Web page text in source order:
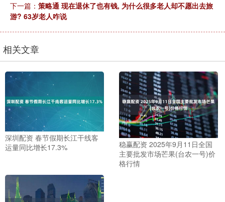
下一篇： 策略通 现在退休了也有钱, 为什么很多老人却不愿出去旅
游? 63岁老人咋说
相关文章
深圳配资 春节假期长江干线客
运量同比增长17.3%
稳赢配资 2025年9月11日全国
主要批发市场芒果(台农一号)价
格行情